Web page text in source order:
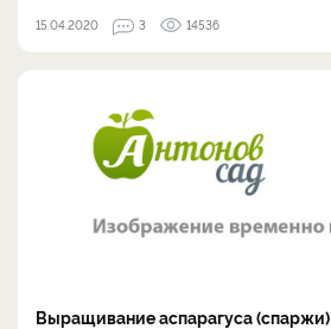
15.04.2020 3 14536
Выращивание аспарагуса (спаржи)